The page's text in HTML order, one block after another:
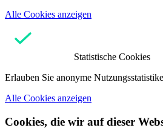
Alle Cookies anzeigen
Statistische Cookies
Erlauben Sie anonyme
Alle Cookies anzeigen
Cookies, die wir auf dieser